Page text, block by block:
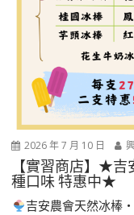
2026 年 7 月 10 日
【實習商店】★
種口味 特惠中★
吉安農會天然冰棒